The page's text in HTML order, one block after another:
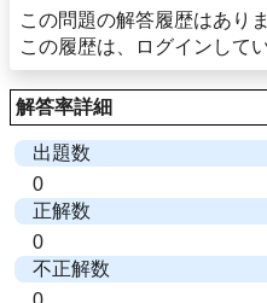
この問題の解答履歴はあり
この履歴は、ログインして
解答率詳細
出題数
0
正解数
0
不正解数